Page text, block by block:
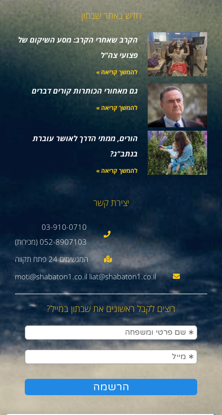
חדש באתר שבתון
הקרב שאחרי הקרב: מסע השיקום של
פצועי צה"ל
להמשך קריאה »
גם מאחורי הכותרות קורים דברים
להמשך קריאה »
הורים, ממתי הדרך לאושר עוברת
בנתב"ג?
להמשך קריאה »
יצירת קשר
03-910-0710
052-8907103 (מכירות)
moti@shabaton1.co.il liat@shabaton1.co.il
רוצים לקבל ראשונים את שבתון במייל?